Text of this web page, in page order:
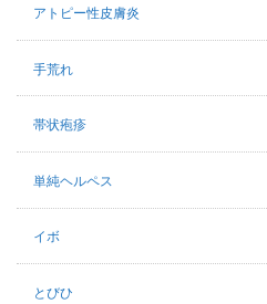
アトピー性皮膚炎
手荒れ
帯状疱疹
単純ヘルペス
イボ
とびひ